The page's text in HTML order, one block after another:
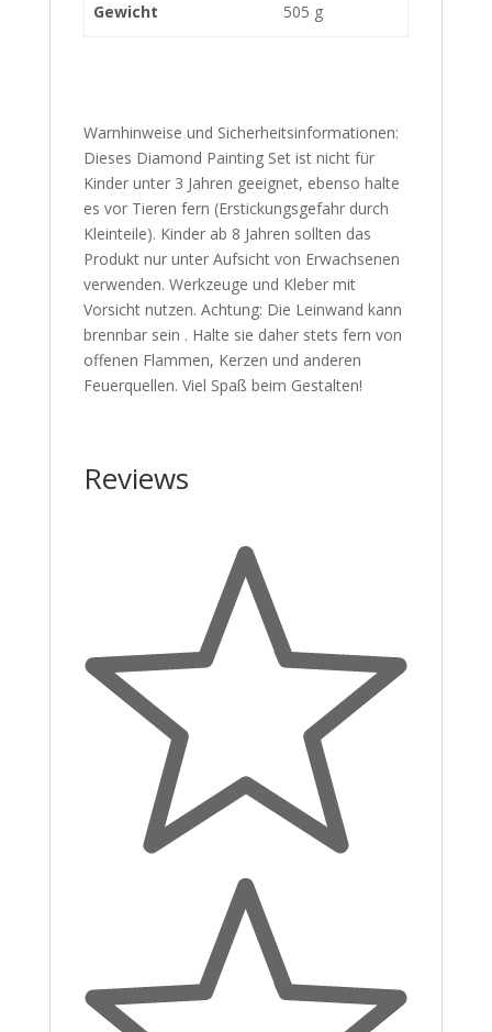
Gewicht 505 g
Warnhinweise und Sicherheitsinformationen:
Dieses Diamond Painting Set ist nicht für
Kinder unter 3 Jahren geeignet, ebenso halte
es vor Tieren fern (Erstickungsgefahr durch
Kleinteile). Kinder ab 8 Jahren sollten das
Produkt nur unter Aufsicht von Erwachsenen
verwenden. Werkzeuge und Kleber mit
Vorsicht nutzen. Achtung: Die Leinwand kann
brennbar sein . Halte sie daher stets fern von
offenen Flammen, Kerzen und anderen
Feuerquellen. Viel Spaß beim Gestalten!
Reviews